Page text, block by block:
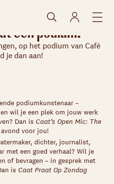
een podium!
op het podium van Café
je dan aan!
podiumkunstenaar –
wil je een plek om jouw werk
Dan is Caat’s Open Mic: The
avond voor jou!
dichter, journalist,
met een goed verhaal? Wil je
of bevragen – in gesprek met
is Caat Praat Op Zondag